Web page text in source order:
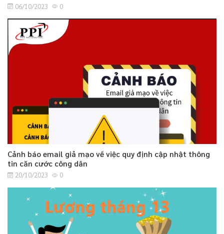
06/10/2023 0
Cảnh báo email giả mạo về việc quy định cập nhật thông
tin căn cước công dân
20/10/2023 0